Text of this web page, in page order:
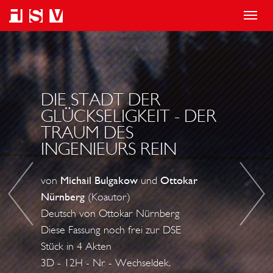
T
o
i
g
a
i
D
I
E
P
U
R
U
R
I
N
S
T
E
W
S
T
R
A
DIE STADT DER
GLÜCKSELIGKEIT - DER
TRAUM DES
INGENIEURS REIN
vonMichail BulgakowundOttokar
Nürnberg(Koautor)
Deutsch von Ottokar Nürnberg
Diese Fassung noch frei zur DSE
Stück in 4 Akten
3D - 12H - Nr - Wechseldek.